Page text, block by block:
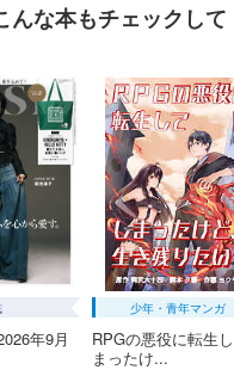
カート
試し読み
1/17合併号
カート
んな本もチェックして
年9月
少年・青年マンガ
RPGの悪役に転生
まったけ...